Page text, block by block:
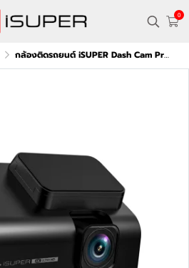
0
กล้องติดรถยนต์ iSUPER Dash Cam Pro Plus